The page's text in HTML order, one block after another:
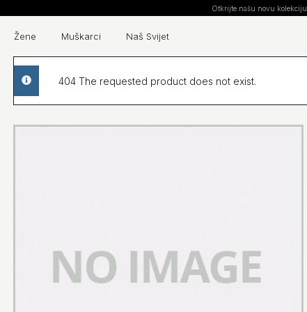
Otkrijte našu novu kolekciju
Žene Muškarci Naš Svijet
info
404 The requested product does not exist.